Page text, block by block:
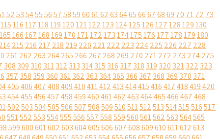
525354555657585960616263646566676869 70 7172 73
115116117118119120121122123124125126127128129130
165166167168169170171172173174175176177178179180
215 216 217 218 219 220 221222 223 224225 226 227 228
261262 263 264265 266 267 268 269 270 271272 273 274275
308 309 310 311312 313 314315 316 317 318 319 320 321322 323
357 358 359 360 361362 363 364365 366 367 368 369 370 371
405406407408409410411412413414415416417418419420
454455456457458459460461462463464465466467468
502503504505506507508509510511512513514515516517
551552553554555556557558559560561562563564565
599600601602603604605606607608609610611612613